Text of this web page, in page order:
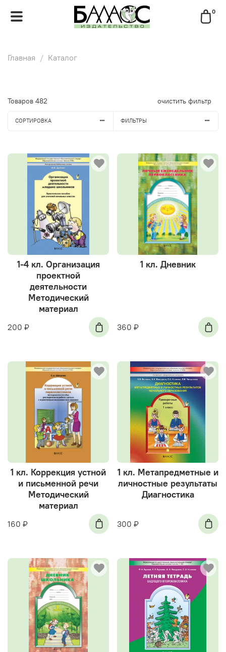
0
Главная Каталог
Товаров 482 очистить фильтр
СОРТИРОВКА ФИЛЬТРЫ
1-4 кл. Организация
проектной
деятельности
Методический
материал
200 ₽
1 кл. Дневник
360 ₽
1 кл. Коррекция устной
и письменной речи
Методический
материал
160 ₽
1 кл. Метапредметные и
личностные результаты
Диагностика
300 ₽